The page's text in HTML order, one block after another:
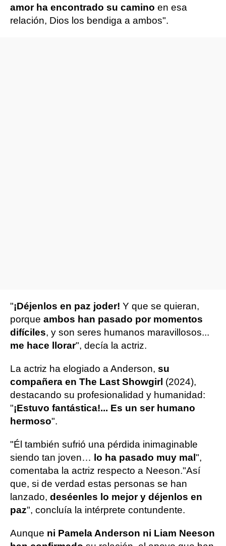
amor ha encontrado su camino en esa
relación, Dios los bendiga a ambos".
"¡Déjenlos en paz joder! Y que se quieran,
porque ambos han pasado por momentos
difíciles, y son seres humanos maravillosos...
me hace llorar", decía la actriz.
La actriz ha elogiado a Anderson, su
compañera en The Last Showgirl (2024),
destacando su profesionalidad y humanidad:
"¡Estuvo fantástica!... Es un ser humano
hermoso".
"Él también sufrió una pérdida inimaginable
siendo tan joven… lo ha pasado muy mal ",
comentaba la actriz respecto a Neeson."Así
que, si de verdad estas personas se han
lanzado, deséenles lo mejor y déjenlos en
paz", concluía la intérprete contundente.
Aunque ni Pamela Anderson ni Liam Neeson